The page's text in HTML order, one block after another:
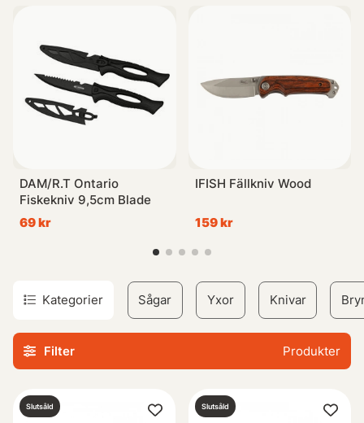
DAM/R.T Ontario
Fiskekniv 9,5cm Blade
69 kr
IFISH Fällkniv Wood
159 kr
Kategorier Sågar Yxor Knivar
Filter Produkter
Slutsåld Slutsåld